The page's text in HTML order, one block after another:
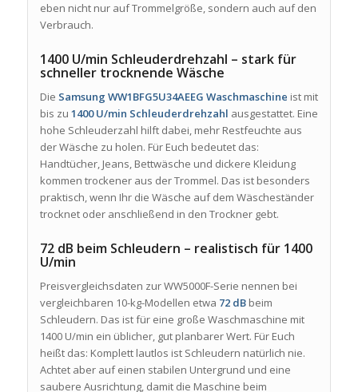
eben nicht nur auf Trommelgröße, sondern auch auf den
Verbrauch.
1400 U/min Schleuderdrehzahl – stark für
schneller trocknende Wäsche
Die Samsung WW1BFG5U34AEEG Waschmaschine ist mit
bis zu 1400 U/min Schleuderdrehzahl ausgestattet. Eine
hohe Schleuderzahl hilft dabei, mehr Restfeuchte aus
der Wäsche zu holen. Für Euch bedeutet das:
Handtücher, Jeans, Bettwäsche und dickere Kleidung
kommen trockener aus der Trommel. Das ist besonders
praktisch, wenn Ihr die Wäsche auf dem Wäscheständer
trocknet oder anschließend in den Trockner gebt.
72 dB beim Schleudern – realistisch für 1400
U/min
Preisvergleichsdaten zur WW5000F-Serie nennen bei
vergleichbaren 10-kg-Modellen etwa 72 dBbeim
Schleudern. Das ist für eine große Waschmaschine mit
1400 U/min ein üblicher, gut planbarer Wert. Für Euch
heißt das: Komplett lautlos ist Schleudern natürlich nie.
Achtet aber auf einen stabilen Untergrund und eine
saubere Ausrichtung, damit die Maschine beim